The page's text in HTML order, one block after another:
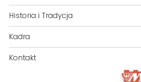
Historia i Tradycja
Kadra
Kontakt